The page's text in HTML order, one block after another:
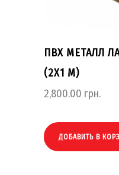
ПВХ МЕТАЛЛ
(2Х1 М)
2,800.00 грн.
ДОБАВИТЬ В